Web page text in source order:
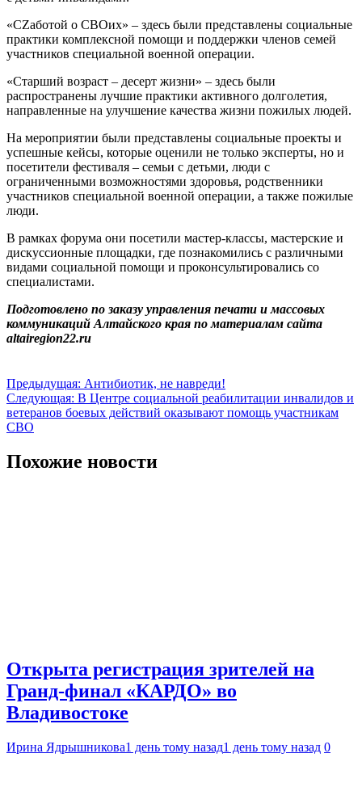
«СZаботой о СВОих» – здесь были представлены социальные
практики комплексной помощи и поддержки членов семей
участников специальной военной операции.
«Старший возраст – десерт жизни» – здесь были
распространены лучшие практики активного долголетия,
направленные на улучшение качества жизни пожилых людей.
На мероприятии были представлены социальные проекты и
успешные кейсы, которые оценили не только эксперты, но и
посетители фестиваля – семьи с детьми, люди с
ограниченными возможностями здоровья, родственники
участников специальной военной операции, а также пожилые
люди.
В рамках форума они посетили мастер-классы, мастерские и
дискуссионные площадки, где познакомились с различными
видами социальной помощи и проконсультировались со
специалистами.
Подготовлено по заказу управления печати и массовых
коммуникаций Алтайского края по материалам сайта
altairegion22.ru
Навигация
по
записям
Предыдущая: Антибиотик, не навреди!
Следующая: В Центре социальной реабилитации инвалидов и
ветеранов боевых действий оказывают помощь участникам
СВО
Похожие новости
Открыта регистрация зрителей на
Гранд-финал «КАРДО» во
Владивостоке
Ирина Ядрышникова1 день тому назад1 день тому назад 0